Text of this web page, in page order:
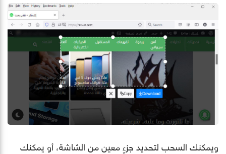
ويمكنك السحب لتحديد جزءٍ معين من الشاشة، أو يمكنك